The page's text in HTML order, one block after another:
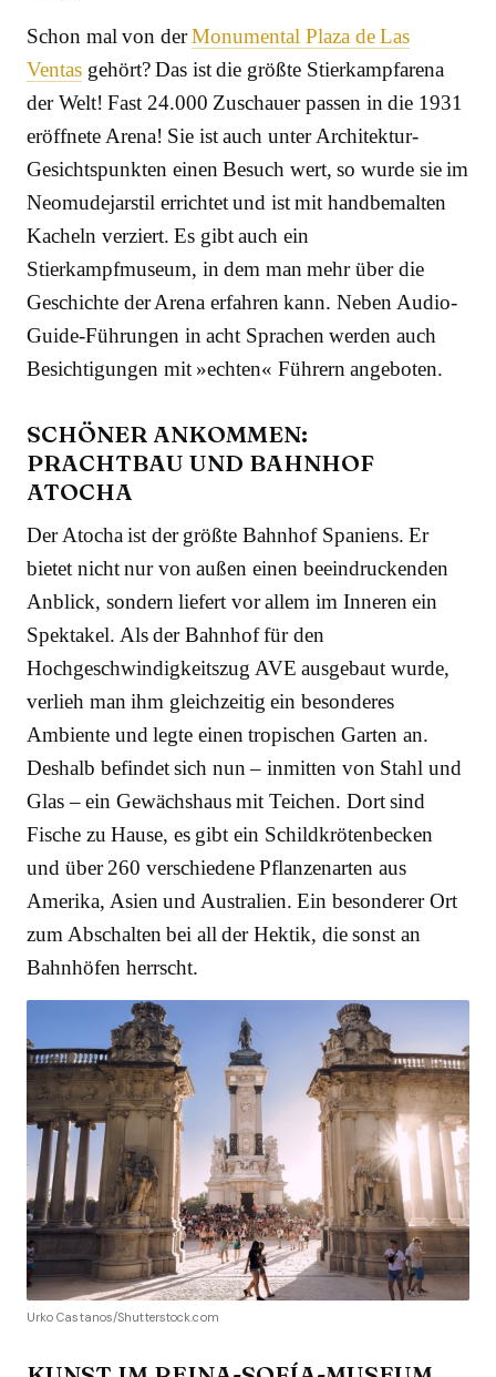
Schon mal von derMonumental Plaza de Las
Ventas gehört? Das ist die größte Stierkampfarena
der Welt! Fast 24.000 Zuschauer passen in die 1931
eröffnete Arena! Sie ist auch unter Architektur-
Gesichtspunkten einen Besuch wert, so wurde sie im
Neomudejarstil errichtet und ist mit handbemalten
Kacheln verziert. Es gibt auch ein
Stierkampfmuseum, in dem man mehr über die
Geschichte der Arena erfahren kann. Neben Audio-
Guide-Führungen in acht Sprachen werden auch
Besichtigungen mit »echten« Führern angeboten.
SCHÖNER ANKOMMEN:
PRACHTBAU UND BAHNHOF
ATOCHA
Der Atocha ist der größte Bahnhof Spaniens. Er
bietet nicht nur von außen einen beeindruckenden
Anblick, sondern liefert vor allem im Inneren ein
Spektakel. Als der Bahnhof für den
Hochgeschwindigkeitszug AVE ausgebaut wurde,
verlieh man ihm gleichzeitig ein besonderes
Ambiente und legte einen tropischen Garten an.
Deshalb befindet sich nun – inmitten von Stahl und
Glas – ein Gewächshaus mit Teichen. Dort sind
Fische zu Hause, es gibt ein Schildkrötenbecken
und über 260 verschiedene Pflanzenarten aus
Amerika, Asien und Australien. Ein besonderer Ort
zum Abschalten bei all der Hektik, die sonst an
Bahnhöfen herrscht.
Urko Castanos/Shutterstock.com